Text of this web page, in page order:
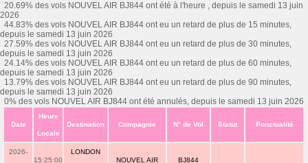
20.69% des vols NOUVEL AIR BJ844 ont été à l'heure , depuis le samedi 13 juin
2026
44.83% des vols NOUVEL AIR BJ844 ont eu un retard de plus de 15 minutes,
depuis le samedi 13 juin 2026
27.59% des vols NOUVEL AIR BJ844 ont eu un retard de plus de 30 minutes,
depuis le samedi 13 juin 2026
24.14% des vols NOUVEL AIR BJ844 ont eu un retard de plus de 60 minutes,
depuis le samedi 13 juin 2026
13.79% des vols NOUVEL AIR BJ844 ont eu un retard de plus de 90 minutes,
depuis le samedi 13 juin 2026
0% des vols NOUVEL AIR BJ844 ont été annulés, depuis le samedi 13 juin 2026
Date
Heure
Locale
Destination Compagnie N° de Vol Statut Ponctualité
2026-
15:25:00
LONDON
NOUVEL AIR BJ844